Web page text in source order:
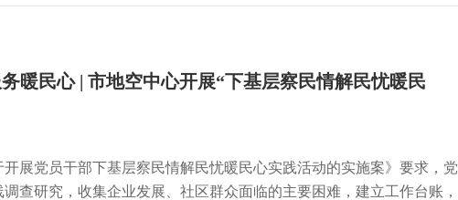
暖民心 | 市地空中心开展“下基层察民情解民忧暖民
展党员干部下基层察民情解民忧暖民心实践活动的实施案》要求，党
查研究，收集企业发展、社区群众面临的主要困难，建立工作台账，